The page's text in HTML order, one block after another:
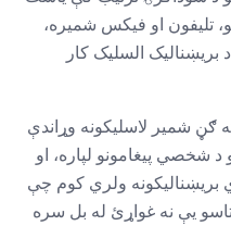
تلیفون او فیکس شمیره،
بریښناليک السلیک کار
ګڼ شمیر لاسلیکونه وړاندې
د شخصي پیغامونو لپاره، او
بریښنالیکونه ولري کوم چې
یې نه غواړئ له بل سره